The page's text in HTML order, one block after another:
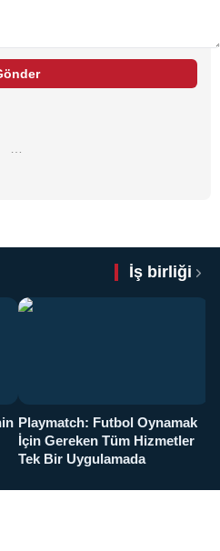
İş birliği
Playmatch: Futbol Oynamak
İçin Gereken Tüm Hizmetler
Tek Bir Uygulamada